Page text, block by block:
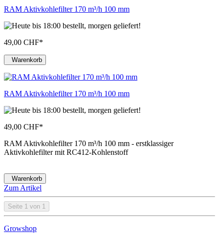
RAM Aktivkohlefilter 170 m³/h 100 mm
49,00 CHF*
Warenkorb
RAM Aktivkohlefilter 170 m³/h 100 mm
49,00 CHF*
RAM Aktivkohlefilter 170 m³/h 100 mm - erstklassiger
Aktivkohlefilter mit RC412-Kohlenstoff
Warenkorb
Zum Artikel
Seite 1 von 1
Growshop